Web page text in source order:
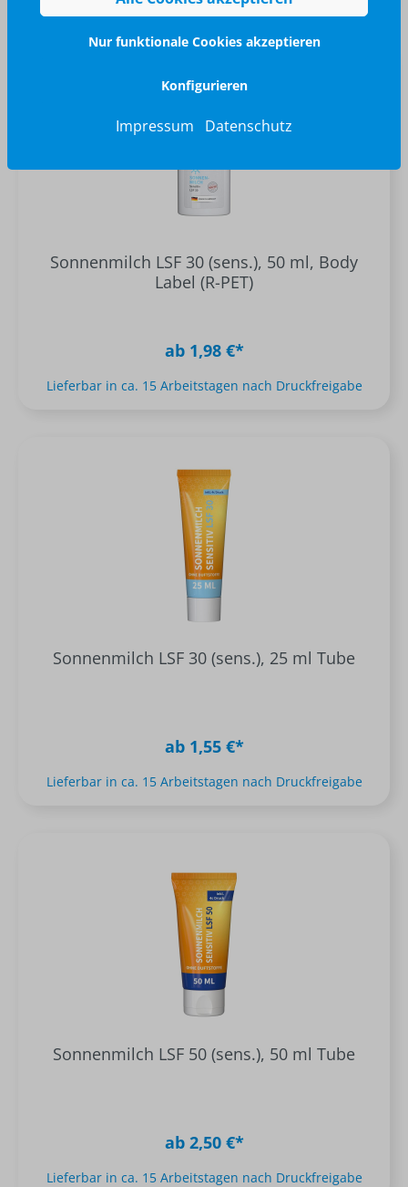
Sonnenmilch LSF 30 (sens.), 50 ml, Body
Label (R-PET)
ab 1,98 €*
Lieferbar in ca. 15 Arbeitstagen nach Druckfreigabe
Sonnenmilch LSF 30 (sens.), 25 ml Tube
ab 1,55 €*
Lieferbar in ca. 15 Arbeitstagen nach Druckfreigabe
Sonnenmilch LSF 50 (sens.), 50 ml Tube
ab 2,50 €*
Lieferbar in ca. 15 Arbeitstagen nach Druckfreigabe
Nur funktionale Cookies akzeptieren
Konfigurieren
Impressum Datenschutz